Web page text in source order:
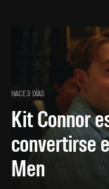
HACE 3 DÍAS
Kit Connor
convertirse
Men